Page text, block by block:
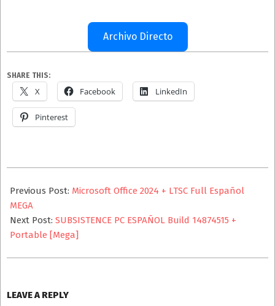
Archivo Directo
SHARE THIS:
X Facebook LinkedIn
Pinterest
10-
17
Previous Post: Microsoft Office 2024 + LTSC Full Español
MEGA
Next Post: SUBSISTENCE PC ESPAÑOL Build 14874515 +
Portable [Mega]
LEAVE A REPLY